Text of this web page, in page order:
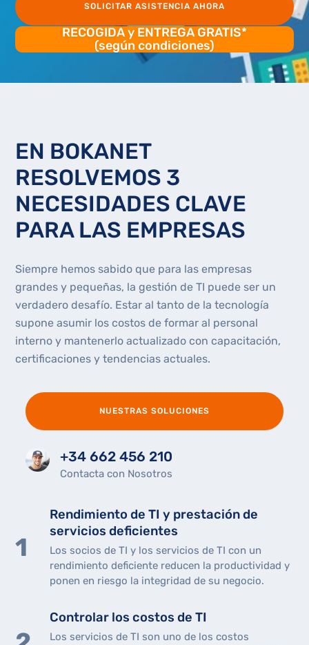
SOLICITAR ASISTENCIA AHORA
RECOGIDA y ENTREGA GRATIS*
(según condiciones)
EN BOKANET
RESOLVEMOS 3
NECESIDADES CLAVE
PARA LAS EMPRESAS
Siempre hemos sabido que para las empresas
grandes y pequeñas, la gestión de TI puede ser un
verdadero desafío. Estar al tanto de la tecnología
supone asumir los costos de formar al personal
interno y mantenerlo actualizado con capacitación,
certificaciones y tendencias actuales.
NUESTRAS SOLUCIONES
+34 662 456 210
Contacta con Nosotros
Rendimiento de TI y prestación de
servicios deficientes
Los socios de TI y los servicios de TI con un
rendimiento deficiente reducen la productividad y
ponen en riesgo la integridad de su negocio.
Controlar los costos de TI
Los servicios de TI son uno de los costos